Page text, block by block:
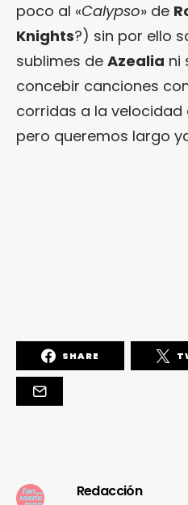
poco al «Calypso» de
Knights?) sin por ello
sublimes de Azealia ni
concebir canciones
corridas a la velocidad
pero queremos largo
SHARE
Redacción